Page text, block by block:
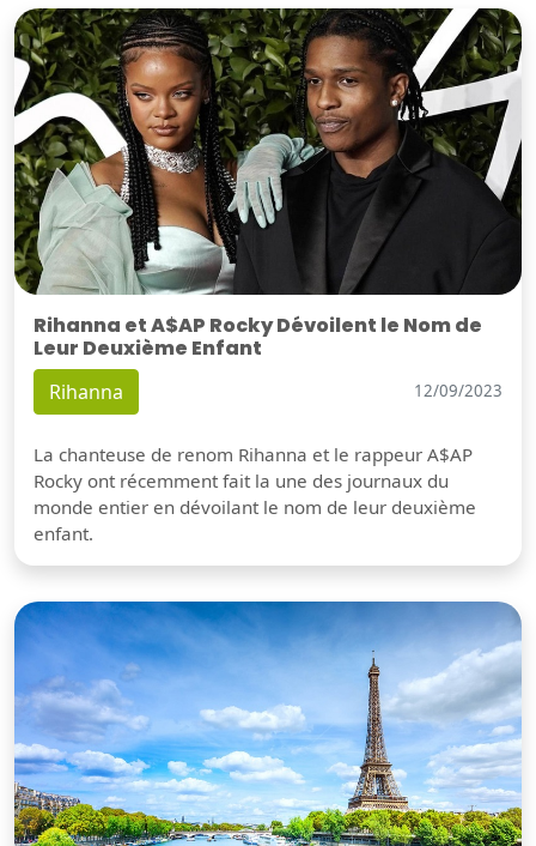
Rihanna et A$AP Rocky Dévoilent le Nom de
Leur Deuxième Enfant
Rihanna 12/09/2023
La chanteuse de renom Rihanna et le rappeur A$AP
Rocky ont récemment fait la une des journaux du
monde entier en dévoilant le nom de leur deuxième
enfant.